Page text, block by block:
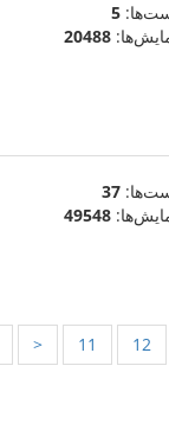
5
20488
37
49548
< 11 12